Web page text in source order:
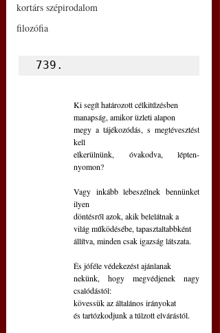
kortárs szépirodalom
filozófia
739.
Ki segít határozott célkitűzésben
manapság, amikor üzleti alapon
megy a tájékozódás, s megtévesztést
kell
elkerülnünk, óvakodva, lépten-
nyomon?
Vagy inkább lebeszélnek bennünket
ilyen
döntésről azok, akik belelátnak a
világ működésébe, tapasztaltabbként
állítva, minden csak igazság látszata.
És jóféle védekezést ajánlanak
nekünk, hogy megvédjenek nagy
csalódástól:
kövessük az általános irányokat
és tartózkodjunk a túlzott elvárástól.